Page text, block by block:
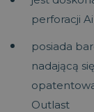
perforacji
posiada
nadającą
Outlast